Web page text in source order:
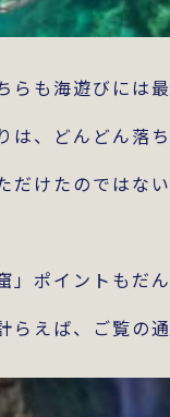
らも海遊びには
は、どんどん落
だけたのではない
」ポイントもだ
らえば、ご覧の